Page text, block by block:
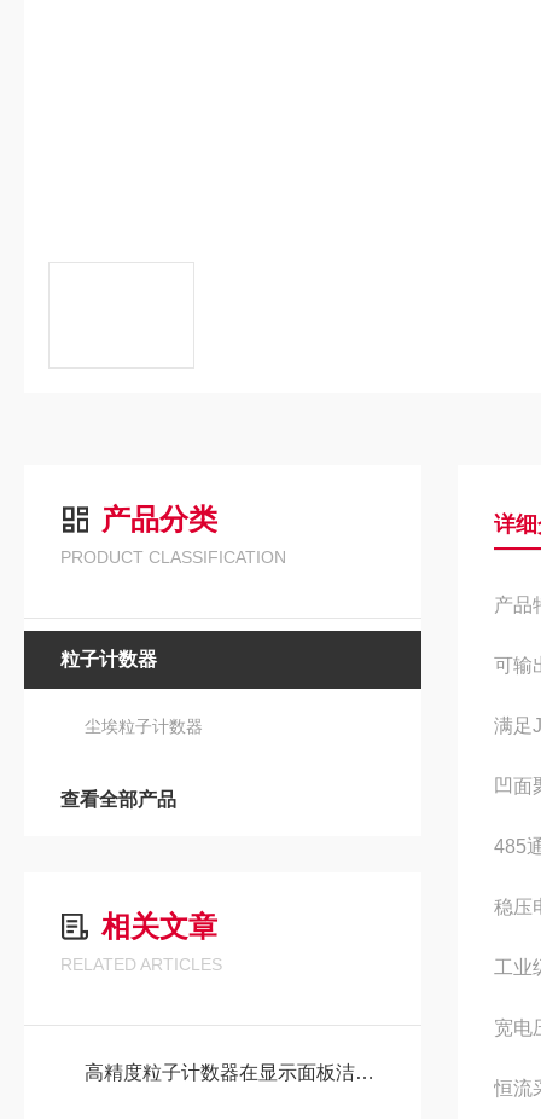
产品分类
PRODUCT CLASSIFICATION
粒子计数器
尘埃粒子计数器
查看全部产品
相关文章
RELATED ARTICLES
高精度粒子计数器在显示面板洁净室环境监控中的关键作用
详
产品
可输
满足
凹面
485
稳压
工业
宽电
恒流